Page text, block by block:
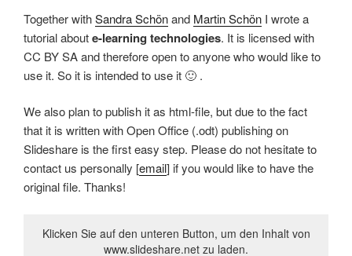
Together withSandra Schönand Martin Schön I wrote a
tutorial aboute-learning technologies. It is licensed with
CC BY SA and therefore open to anyone who would like to
use it. So it is intended to use it 🙂 .
We also plan to publish it as html-file, but due to the fact
that it is written with Open Office (.odt) publishing on
Slideshare is the first easy step. Please do not hesitate to
contact us personally [email] if you would like to have the
original file. Thanks!
Klicken Sie auf den unteren Button, um den Inhalt von
www.slideshare.net zu laden.